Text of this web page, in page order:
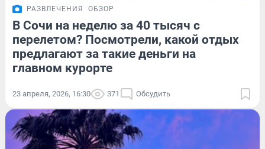
РАЗВЛЕЧЕНИЯ ОБЗОР
В Сочи на неделю за 40 тысяч с
перелетом? Посмотрели, какой отдых
предлагают за такие деньги на
главном курорте
23 апреля, 2026, 16:30 371 Обсудить